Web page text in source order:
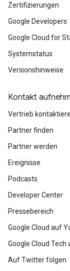
Zertifizierungen
Google Developers
Google Cloud for
Systemstatus
Versionshinweise
Kontakt
Vertrieb
Partner finden
Partner werden
Ereignisse
Podcasts
Developer Center
Pressebereich
Google Cloud auf
Google Cloud Tech
Auf Twitter folgen